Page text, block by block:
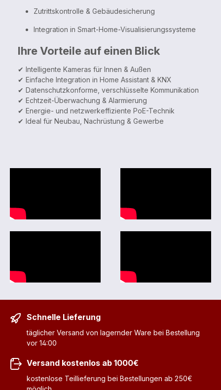
Zutrittskontrolle & Gebäudesicherung
Integration in Smart-Home-Visualisierungssysteme
Ihre Vorteile auf einen Blick
✔ Intelligente Kameras für Innen & Außen
✔ Einfache Integration in Home Assistant & KNX
✔ Datenschutzkonforme, verschlüsselte Kommunikation
✔ Echtzeit-Überwachung & Alarmierung
✔ Energie- und netzwerkeffiziente PoE-Technik
✔ Ideal für Neubau, Nachrüstung & Gewerbe
Schnelle Lieferung
täglicher Versand von lagernder Ware bei Bestellung
vor 14:00
Versand kostenlos ab 1000€
kostenlose Teillieferung bei Bestellungen ab 250€